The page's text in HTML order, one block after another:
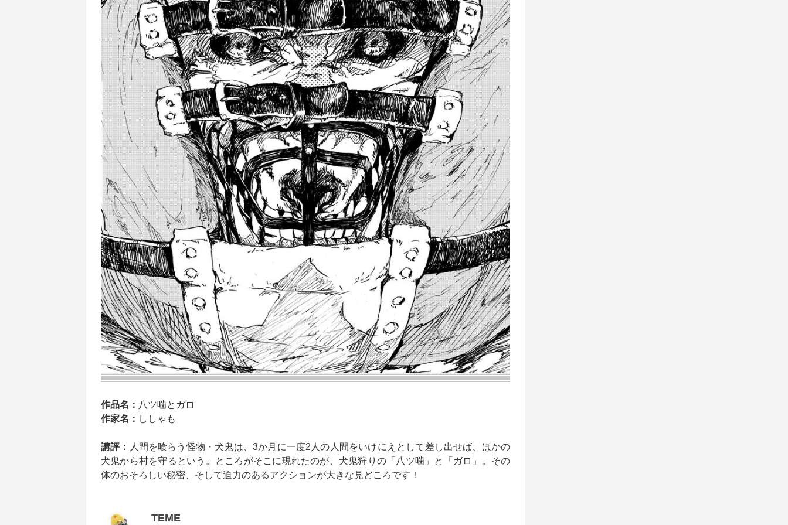
作品名： 八ツ噛とガロ
作家名： ししゃも
講評：
人間を喰らう怪物・犬鬼は、3か月に一度2人の人間をいけにえとして差し出せば、ほかの
犬鬼から村を守るという。ところがそこに現れたのが、犬鬼狩りの「八ツ噛」と「ガロ」。その
体のおそろしい秘密、そして迫力のあるアクションが大きな見どころです！
TEME